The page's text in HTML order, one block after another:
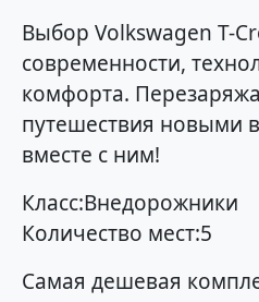
Выбор Volkswagen T-
современности,
комфорта.
путешествия новыми
вместе с ним!
Класс:Внедорожники
Количество мест:5
Самая дешевая